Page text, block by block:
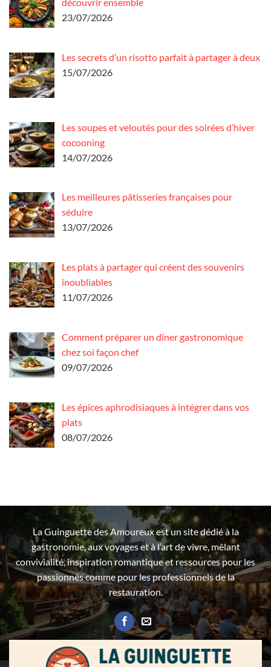
23/07/2026
Les secrets d’un risotto parfait à partager à deux
15/07/2026
Les soupes et veloutés pour des soirées d’hiver
cocooning
14/07/2026
Les meilleures pâtisseries françaises pour
séduire
13/07/2026
Les plats à partager qui créent des souvenirs
inoubliables
11/07/2026
Comment préparer un dîner gastronomique
chez soi façon chef
09/07/2026
Les épices aphrodisiaques à intégrer dans vos
plats
08/07/2026
La Guinguette des Amoureux est un site dédié à la
gastronomie, aux voyages et à l’art de vivre, mêlant
convivialité, inspiration romantique et ressources pour les
passionnés comme pour les professionnels de la
restauration.